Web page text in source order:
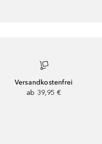
Versandkostenfrei
ab 39,95 €